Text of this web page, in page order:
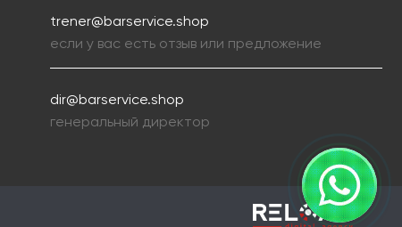
trener@barservice.shop
если у вас есть отзыв или предложение
dir@barservice.shop
генеральный директор